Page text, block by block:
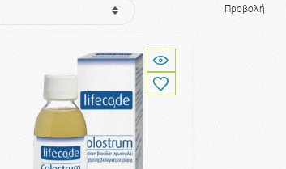
Προβολή